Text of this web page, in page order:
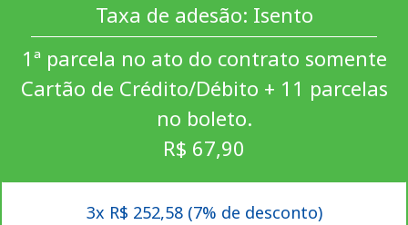
Taxa de adesão: Isento
1ª parcela no ato do contrato somente
Cartão de Crédito/Débito + 11 parcelas
no boleto.
R$ 67,90
3x R$ 252,58 (7% de desconto)